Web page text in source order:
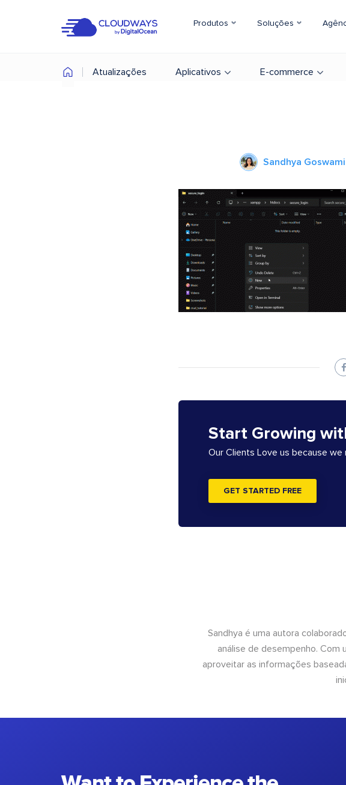
Produtos Soluções
Atualizações Aplicativos E-commerce
Sandhya Goswami
Start Growing
Our Clients Love us because
GET STARTED FREE
Sandhya é uma autora
análise de desempenho. Com
aproveitar as informações